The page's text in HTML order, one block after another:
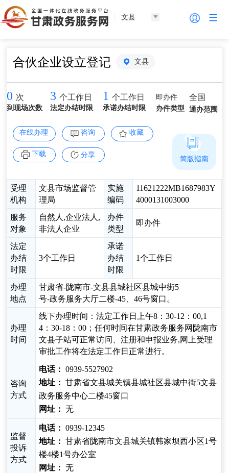
文县
合伙企业设立登记 文县
0 次
到现场次数
3 个工作日
法定办结时限
1 个工作日
承诺办结时限
即办件
办件类型
全国
通办范围
在线办理 咨询 收藏
下载 分享
受理
机构
文县市场监督管
理局
实施
编码
11621222MB1687983Y
4000131003000
服务
对象
自然人,企业法人,
非法人企业
办件
类型
即办件
法定
办结
时限
3个工作日
承诺
办结
时限
1个工作日
办理
地点
甘肃省-陇南市-文县县城社区县城中街5
号-政务服务大厅二楼-45、46号窗口。
办理
时间
线下办理时间：法定工作日上午8：30-12：00,1
4：30-18：00；任何时间在甘肃政务服务网陇南市
文县子站可正常访问、注册和申报业务,网上受理
审批工作将在法定工作日正常进行。
咨询
方式
电话： 0939-5527902
地址： 甘肃省文县城关镇县城社区县城中街5文县
政务服务中心二楼45窗口
网址： 无
监督
投诉
方式
电话： 0939-12345
地址： 甘肃省陇南市文县城关镇韩家坝西小区1号
楼4楼1号办公室
网址： 无
简版指南